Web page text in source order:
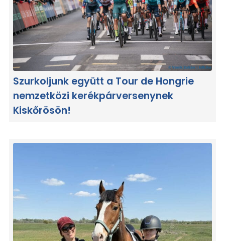
Szurkoljunk együtt a Tour de Hongrie
nemzetközi kerékpárversenynek
Kiskőrösön!